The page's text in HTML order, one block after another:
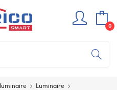
0
Luminaire